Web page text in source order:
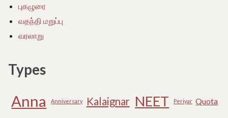
புகழுரை
வதந்தி மறுப்பு
வரலாறு
Types
Anna Anniversary Kalaignar NEET Periyar Quota